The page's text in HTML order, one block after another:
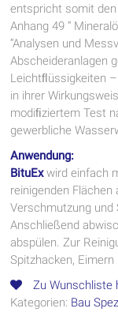
entspricht somit
Anhang 49 “
“Analysen und
Abscheideranlagen
Leichtﬂüssigkeiten
in ihrer
modiﬁziertem Test
gewerbliche
Anwendung:
BituExwird einfach
reinigenden
Verschmutzung und
Anschließend
abspülen. Zur
Spitzhacken,
Zu Wunschliste
Kategorien: Bau